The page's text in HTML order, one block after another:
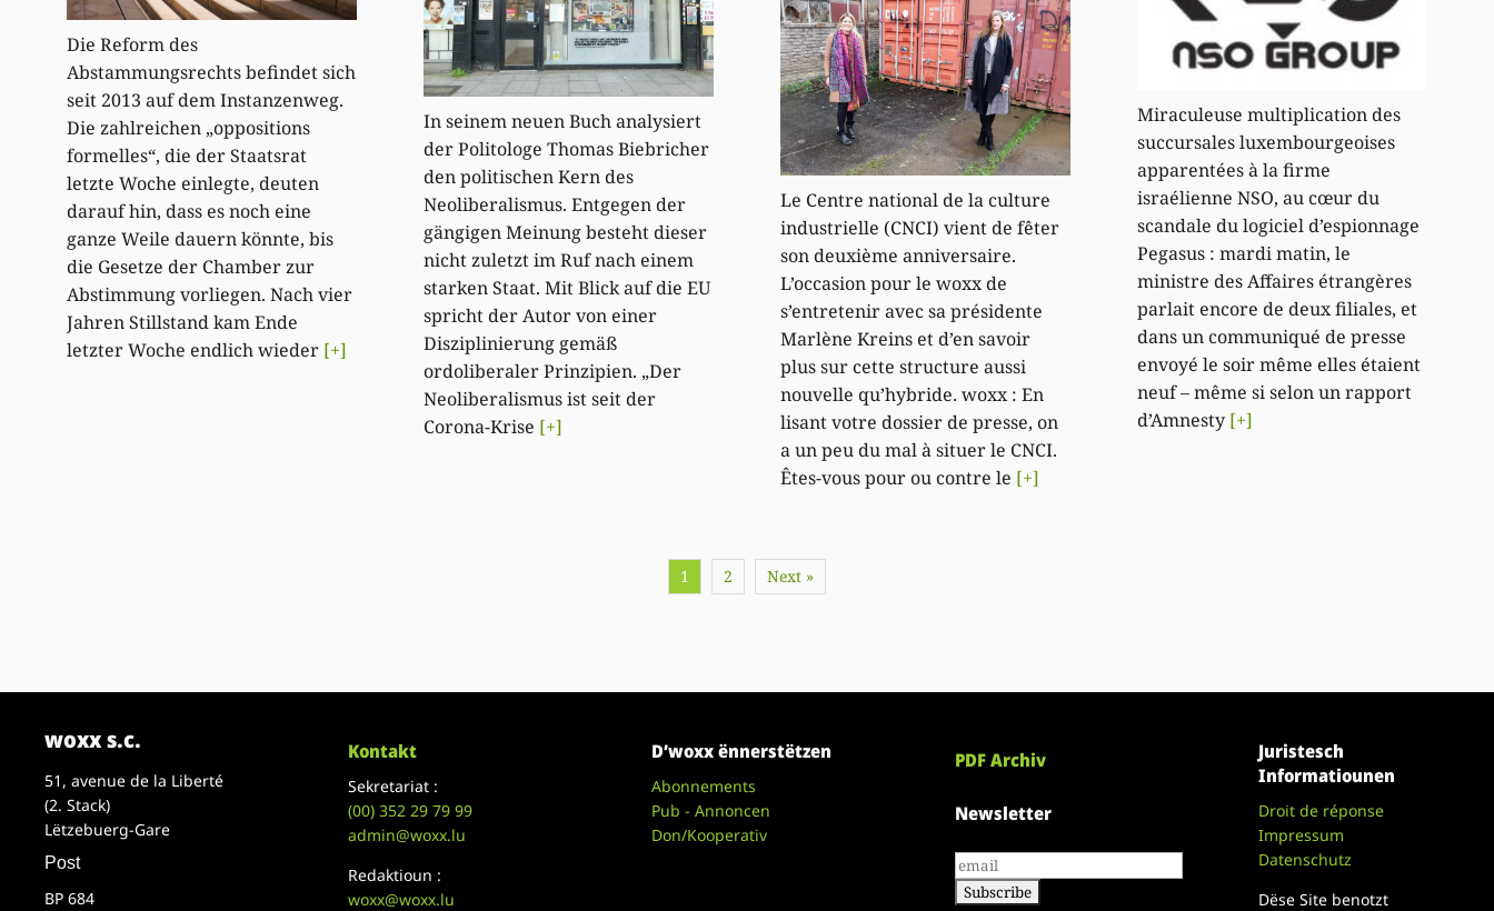
Die Reform des
Abstammungsrechts befindet sich
seit 2013 auf dem Instanzenweg.
Die zahlreichen „oppositions
formelles“, die der Staatsrat
letzte Woche einlegte, deuten
darauf hin, dass es noch eine
ganze Weile dauern könnte, bis
die Gesetze der Chamber zur
Abstimmung vorliegen. Nach vier
Jahren Stillstand kam Ende
letzter Woche endlich wieder [+]
In seinem neuen Buch analysiert
der Politologe Thomas Biebricher
den politischen Kern des
Neoliberalismus. Entgegen der
gängigen Meinung besteht dieser
nicht zuletzt im Ruf nach einem
starken Staat. Mit Blick auf die EU
spricht der Autor von einer
Disziplinierung gemäß
ordoliberaler Prinzipien. „Der
Neoliberalismus ist seit der
Corona-Krise [+]
Le Centre national de la culture
industrielle (CNCI) vient de fêter
son deuxième anniversaire.
L’occasion pour le woxx de
s’entretenir avec sa présidente
Marlène Kreins et d’en savoir
plus sur cette structure aussi
nouvelle qu’hybride. woxx : En
lisant votre dossier de presse, on
a un peu du mal à situer le CNCI.
Êtes-vous pour ou contre le [+]
Miraculeuse multiplication des
succursales luxembourgeoises
apparentées à la firme
israélienne NSO, au cœur du
scandale du logiciel d’espionnage
Pegasus : mardi matin, le
ministre des Affaires étrangères
parlait encore de deux filiales, et
dans un communiqué de presse
envoyé le soir même elles étaient
neuf – même si selon un rapport
d’Amnesty [+]
1 2 Next »
woxx s.c.
51, avenue de la Liberté
(2. Stack)
Lëtzebuerg-Gare
Post
BP 684
Kontakt
Sekretariat :
(00)352 29 79 99
admin@woxx.lu
Redaktioun :
woxx@woxx.lu
D’woxx ënnerstëtzen
Abonnements
Pub - Annoncen
Don/Kooperativ
PDF Archiv
Newsletter
Juristesch
Informatiounen
Droit de réponse
Impressum
Datenschutz
Dëse Site benotzt